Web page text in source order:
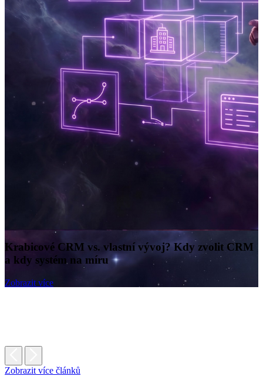
Krabicové CRM vs. vlastní vývoj? Kdy zvolit CRM
a kdy systém na míru
Zobrazit více
Zobrazit více článků